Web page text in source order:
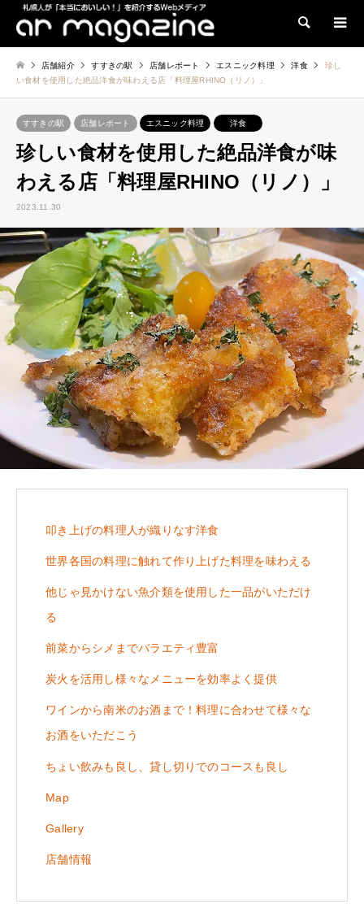
検索
店舗紹介 すすきの駅 店舗レポート エスニック料理 洋食
珍し
い食材を使用した絶品洋食が味わえる店「料理屋RHINO（リノ）」
すすきの駅 店舗レポート エスニック料理 洋食
珍しい食材を使用した絶品洋食が味
わえる店「料理屋RHINO（リノ）」
2023.11.30
叩き上げの料理人が織りなす洋食
世界各国の料理に触れて作り上げた料理を味わえる
他じゃ見かけない魚介類を使用した一品がいただけ
る
前菜からシメまでバラエティ豊富
炭火を活用し様々なメニューを効率よく提供
ワインから南米のお酒まで！料理に合わせて様々な
お酒をいただこう
ちょい飲みも良し、貸し切りでのコースも良し
Map
Gallery
店舗情報